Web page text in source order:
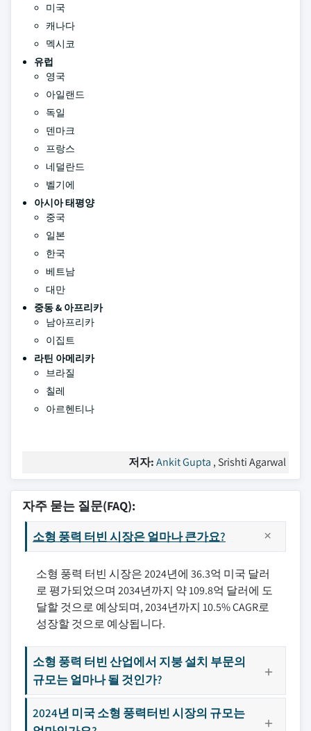
미국
캐나다
멕시코
유럽
영국
아일랜드
독일
덴마크
프랑스
네덜란드
벨기에
아시아 태평양
중국
일본
한국
베트남
대만
중동 & 아프리카
남아프리카
이집트
라틴 아메리카
브라질
칠레
아르헨티나
저자:Ankit Gupta , Srishti Agarwal
자주 묻는 질문(FAQ):
소형 풍력 터빈 시장은 얼마나 큰가요?
소형 풍력 터빈 시장은 2024년에 36.3억 미국 달러
로 평가되었으며 2034년까지 약 109.8억 달러에 도
달할 것으로 예상되며, 2034년까지 10.5% CAGR로
성장할 것으로 예상됩니다.
소형 풍력 터빈 산업에서 지붕 설치 부문의
규모는 얼마나 될 것인가?
2024년 미국 소형 풍력터빈 시장의 규모는